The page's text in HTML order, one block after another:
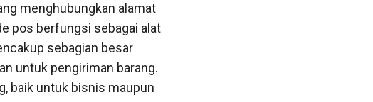
menghubungkan alamat
pos berfungsi sebagai alat
sebagian besar
untuk pengiriman barang.
baik untuk bisnis maupun